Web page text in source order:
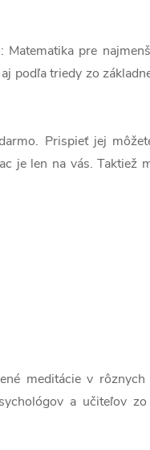
pre
podľa triedy zo
Prispieť jej
len na vás. Taktiež
meditácie v
a učiteľov